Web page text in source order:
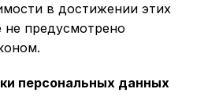
в достижении этих
не предусмотрено
персональных данных